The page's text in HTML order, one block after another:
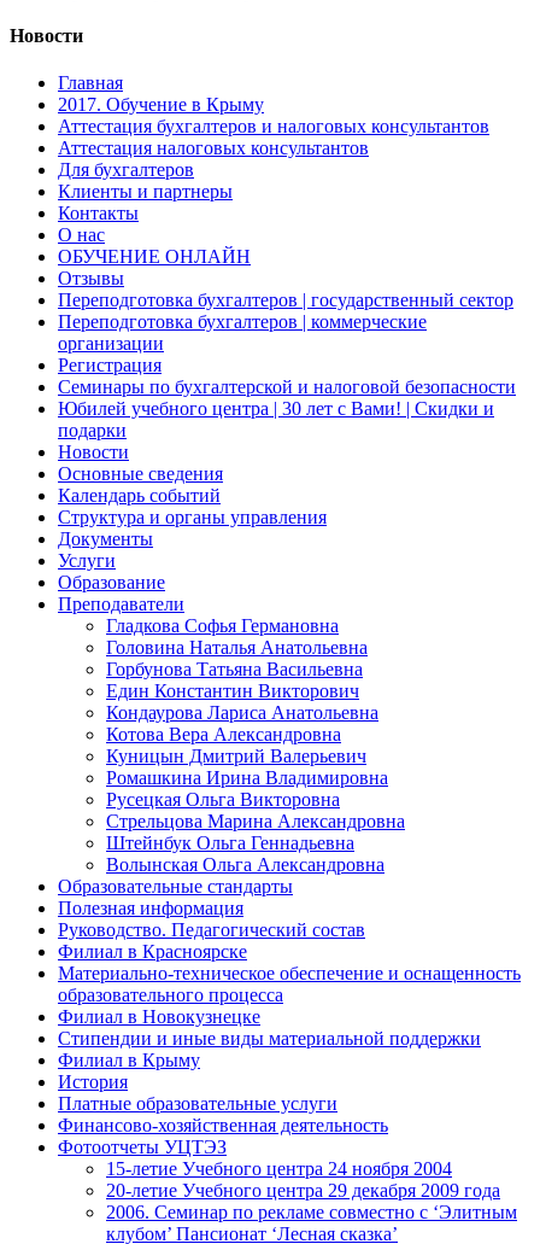
Новости
Главная
2017. Обучение в Крыму
Аттестация бухгалтеров и налоговых консультантов
Аттестация налоговых консультантов
Для бухгалтеров
Клиенты и партнеры
Контакты
О нас
ОБУЧЕНИЕ ОНЛАЙН
Отзывы
Переподготовка бухгалтеров | государственный сектор
Переподготовка бухгалтеров | коммерческие
организации
Регистрация
Семинары по бухгалтерской и налоговой безопасности
Юбилей учебного центра | 30 лет с Вами! | Скидки и
подарки
Новости
Основные сведения
Календарь событий
Структура и органы управления
Документы
Услуги
Образование
Преподаватели
Гладкова Софья Германовна
Головина Наталья Анатольевна
Горбунова Татьяна Васильевна
Един Константин Викторович
Кондаурова Лариса Анатольевна
Котова Вера Александровна
Куницын Дмитрий Валерьевич
Ромашкина Ирина Владимировна
Русецкая Ольга Викторовна
Стрельцова Марина Александровна
Штейнбук Ольга Геннадьевна
Волынская Ольга Александровна
Образовательные стандарты
Полезная информация
Руководство. Педагогический состав
Филиал в Красноярске
Материально-техническое обеспечение и оснащенность
образовательного процесса
Филиал в Новокузнецке
Стипендии и иные виды материальной поддержки
Филиал в Крыму
История
Платные образовательные услуги
Финансово-хозяйственная деятельность
Фотоотчеты УЦТЭЗ
15-летие Учебного центра 24 ноября 2004
20-летие Учебного центра 29 декабря 2009 года
2006. Семинар по рекламе совместно с ‘Элитным
клубом’ Пансионат ‘Лесная сказка’